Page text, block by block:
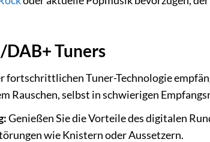
Tuners
fortschrittlichen Tuner-Technologie
Rauschen, selbst in schwierigen
Genießen Sie die Vorteile des digitalen
wie Knistern oder Aussetzern.